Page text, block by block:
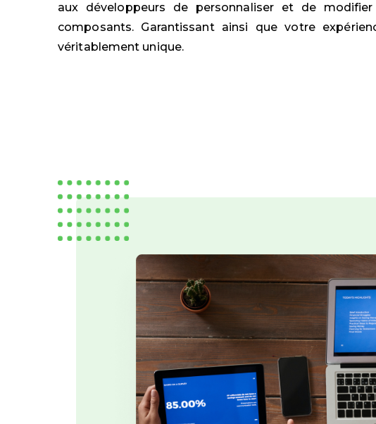
aux développeurs de personnaliser et de
composants. Garantissant ainsi que votre
véritablement unique.